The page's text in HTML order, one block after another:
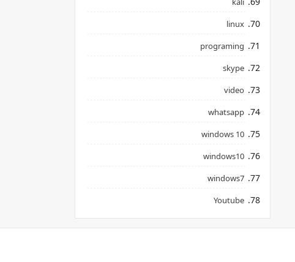
linux
programing
skype
video
whatsapp
windows 10
windows10
windows7
Youtube